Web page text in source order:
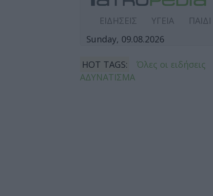
ΕΙΔΗΣΕΙΣ ΥΓΕΙΑ ΠΑΙΔΙ
Sunday, 09.08.2026
HOT TAGS: Όλες οι ειδήσεις
ΑΔΥΝΑΤΙΣΜΑ